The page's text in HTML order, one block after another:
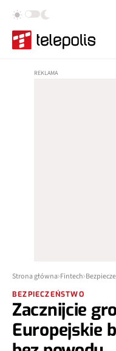
Strona główna Fintech
BEZPIECZEŃSTWO
Zacznijcie
Europejskie